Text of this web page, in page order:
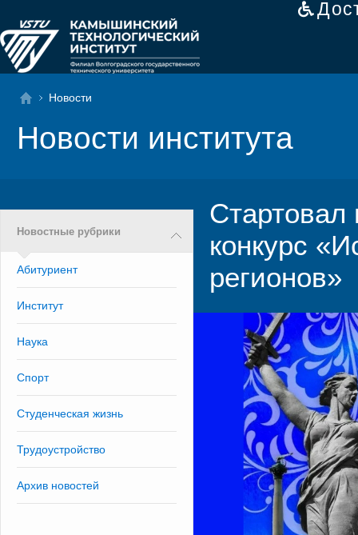
Новости
Новости института
Новостные рубрики
Абитуриент
Институт
Наука
Спорт
Студенческая жизнь
Трудоустройство
Архив новостей
Стартовал
конкурс
регионов»